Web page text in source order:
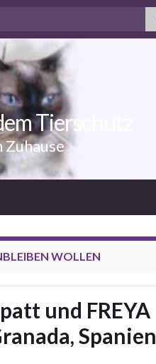
Tierschutz
Zuhause
WOLLEN
und FREYA
Spanien